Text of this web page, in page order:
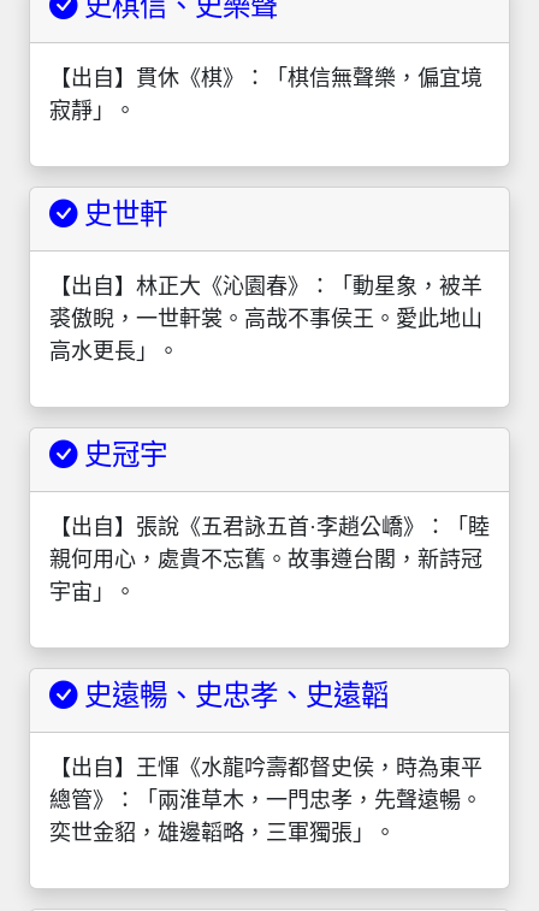
【出自】貫休《棋》：「棋信無聲樂，偏宜境
寂靜」。
史世軒
【出自】林正大《沁園春》：「動星象，被羊
裘傲睨，一世軒裳。高哉不事侯王。愛此地山
高水更長」。
史冠宇
【出自】張說《五君詠五首·李趙公嶠》：「睦
親何用心，處貴不忘舊。故事遵台閣，新詩冠
宇宙」。
史遠暢、史忠孝、史遠韜
【出自】王惲《水龍吟壽都督史侯，時為東平
總管》：「兩淮草木，一門忠孝，先聲遠暢。
奕世金貂，雄邊韜略，三軍獨張」。